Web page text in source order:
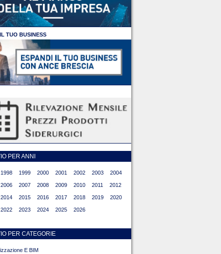
TUO BUSINESS
PER ANNI
1998 1999 2000 2001 2002 2003 2004
2006 2007 2008 2009 2010 2011 2012
2014 2015 2016 2017 2018 2019 2020
2022 2023 2024 2025 2026
PER CATEGORIE
E BIM